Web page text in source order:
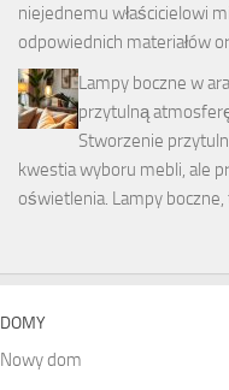
niejednemu właścicielowi
odpowiednich materiałów
Lampy boczne w
przytulną
Stworzenie
kwestia wyboru mebli, ale
oświetlenia. Lampy
DOMY
Nowy dom